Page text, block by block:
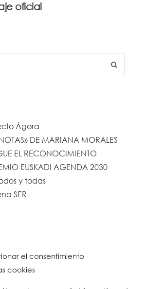
el consentimiento
cookies
oficial
Ágora
DE MARIANA MORALES
EL RECONOCIMIENTO
EUSKADI AGENDA 2030
y todas
SER